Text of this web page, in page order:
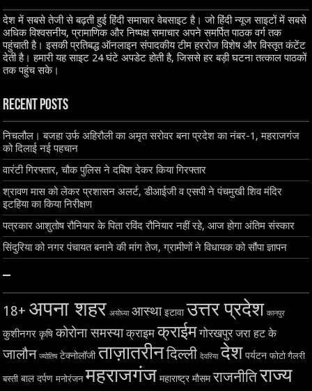
देश में सबसे तेजी से बढ़ती हुई हिंदी समाचार वेबसाइट है। जो हिंदी न्यूज साइटों में सबसे
अधिक विश्वसनीय, प्रामाणिक और निष्पक्ष समाचार अपने समर्पित पाठक वर्ग तक
पहुंचाती है। इसकी प्रतिबद्ध ऑनलाइन संपादकीय टीम हररोज विशेष और विस्तृत कंटेंट
देती है। हमारी यह साइट 24 घंटे अपडेट होती है, जिससे हर बड़ी घटना तत्काल पाठकों
तक पहुंच सके।
Recent Posts
निचलौल। बजहा उर्फ अहिरौली का अमृत सरोवर बना प्रदेश का नंबर-1, महराजगंज
को दिलाई नई पहचान
वारंटी गिरफ्तार, चौक पुलिस ने दबिश देकर किया गिरफ्तार
श्रावण मास को लेकर प्रशासन अलर्ट, डीआईजी व एसपी ने पंचमुखी शिव मंदिर
इटहिया का किया निरीक्षण
पत्रकार आशुतोष रौनियार के पिता रविंद रौनियार नहीं रहे, आज होगा अंतिम संस्कार
सिंदुरिया को नगर पंचायत बनाने की मांग तेज, ग्रामीणों ने विधायक को सौंपा ज्ञापन
–
18+ अपना शहर अयोध्या आस्था इटावा उत्तर प्रदेश कानपुर
कुशीनगर कृषि कोरोना समस्या क्राइम क्राईम गोरखपुर जरा हट के
जालौन ज्योतिष टेक्नोलॉजी ताज़ातरीनदिल्ली देवरिया देश पर्यटन फोटो गैलरी
बस्ती बाल दर्पण मनोरंजन महराजगंज महाराष्ट्र मौसम राजनीतिराज्य